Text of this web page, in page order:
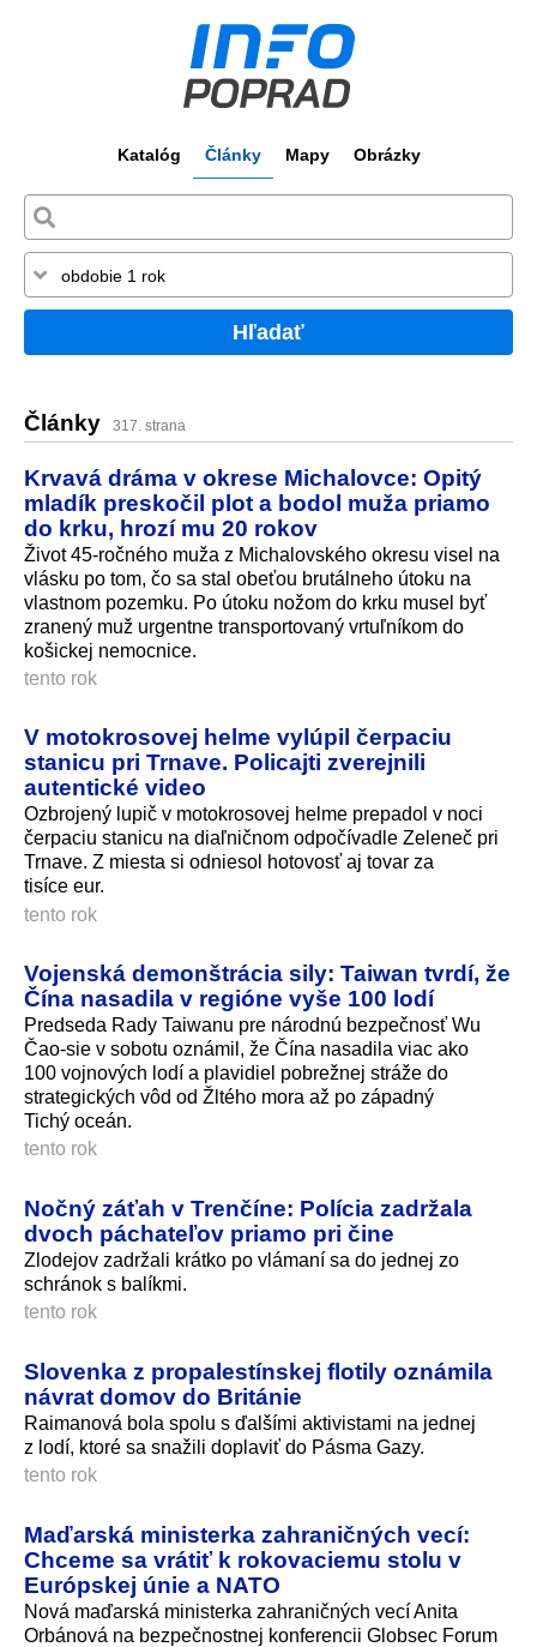
Katalóg Články Mapy Obrázky
Hľadať
Články 317. strana
Krvavá dráma v okrese Michalovce: Opitý
mladík preskočil plot a bodol muža priamo
do krku, hrozí mu 20 rokov
Život 45-ročného muža z Michalovského okresu visel na
vlásku po tom, čo sa stal obeťou brutálneho útoku na
vlastnom pozemku. Po útoku nožom do krku musel byť
zranený muž urgentne transportovaný vrtuľníkom do
košickej nemocnice.
tento rok
V motokrosovej helme vylúpil čerpaciu
stanicu pri Trnave. Policajti zverejnili
autentické video
Ozbrojený lupič v motokrosovej helme prepadol v noci
čerpaciu stanicu na diaľničnom odpočívadle Zeleneč pri
Trnave. Z miesta si odniesol hotovosť aj tovar za
tisíce eur.
tento rok
Vojenská demonštrácia sily: Taiwan tvrdí, že
Čína nasadila v regióne vyše 100 lodí
Predseda Rady Taiwanu pre národnú bezpečnosť Wu
Čao-sie v sobotu oznámil, že Čína nasadila viac ako
100 vojnových lodí a plavidiel pobrežnej stráže do
strategických vôd od Žltého mora až po západný
Tichý oceán.
tento rok
Nočný záťah v Trenčíne: Polícia zadržala
dvoch páchateľov priamo pri čine
Zlodejov zadržali krátko po vlámaní sa do jednej zo
schránok s balíkmi.
tento rok
Slovenka z propalestínskej flotily oznámila
návrat domov do Británie
Raimanová bola spolu s ďalšími aktivistami na jednej
z lodí, ktoré sa snažili doplaviť do Pásma Gazy.
tento rok
Maďarská ministerka zahraničných vecí:
Chceme sa vrátiť k rokovaciemu stolu v
Európskej únie a NATO
Nová maďarská ministerka zahraničných vecí Anita
Orbánová na bezpečnostnej konferencii Globsec Forum